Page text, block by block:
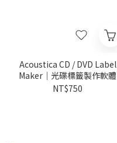
Acoustica CD / DVD Label
Maker｜光碟標籤製作軟體
NT$750